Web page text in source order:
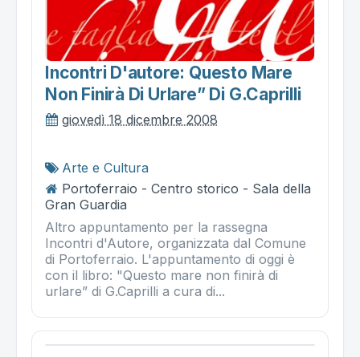
Incontri D'autore: Questo Mare
Non Finirà Di Urlare” Di G.caprilli
giovedì 18 dicembre 2008
Arte e Cultura
Portoferraio - Centro storico - Sala della
Gran Guardia
Altro appuntamento per la rassegna
Incontri d'Autore, organizzata dal Comune
di Portoferraio. L'appuntamento di oggi è
con il libro: "Questo mare non finirà di
urlare” di G.Caprilli a cura di...